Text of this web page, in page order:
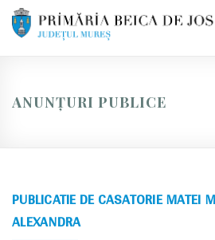
Skip
ANUNȚURI PUBLICE
PUBLICATIE DE CASATORIE MATEI
ALEXANDRA